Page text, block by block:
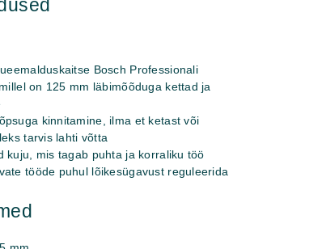
Bosch Professionali
on 125 mm läbimõõduga kettad ja
kinnitamine, ilma et ketast või
tarvis lahti võtta
kuju, mis tagab puhta ja korraliku töö
tööde puhul lõikesügavust reguleerida